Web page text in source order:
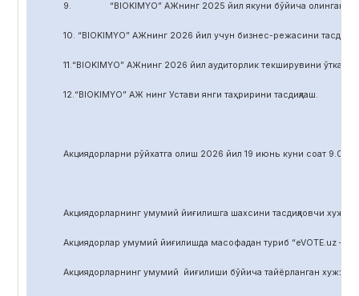
9. “BIOKIMYO” АЖнинг 2025 йил якуни бўйича олинган соф
10. “BIOKIMYO” АЖнинг 2026 йил учун бизнес-режасини
11.“BIOKIMYO” АЖнинг 2026 йил аудиторлик текширувини
12.“BIOKIMYO” АЖ нинг Устави янги таҳририни тасдиқлаш.
Акциядорларни рўйхатга олиш 2026 йил 19 июнь куни соат 9.00
Акциядорларнинг умумий йиғилишга шахсини тасдиқловчи
Акциядорлар умумий йиғилишда масофадан туриб “eVOTE.uz –
Акциядорларнинг умумий йиғилиши бўйича тайёрланган